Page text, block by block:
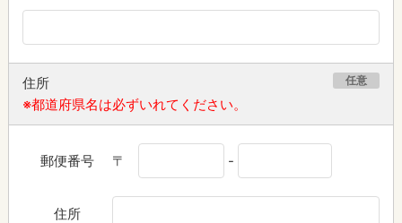
住所 任意
※都道府県名は必ずいれてください。
郵便番号 〒 -
住所